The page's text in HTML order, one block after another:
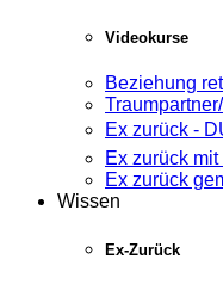
Videokurse
Beziehung
Ex zurück -
Ex zurück mit
Ex zurück
Wissen
Ex-Zurück